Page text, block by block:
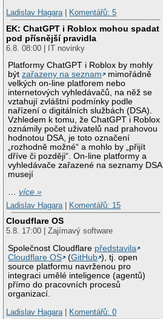
Ladislav Hagara| Komentářů: 5
EK: ChatGPT i Roblox mohou spadat
pod přísnější pravidla
6.8. 08:00 | IT novinky
Platformy ChatGPT i Roblox by mohly
býtzařazeny na seznam
mimořádně
velkých on-line platforem nebo
internetových vyhledávačů, na něž se
vztahují zvláštní podmínky podle
nařízení o digitálních službách (DSA).
Vzhledem k tomu, že ChatGPT i Roblox
oznámily počet uživatelů nad prahovou
hodnotou DSA, je toto označení
„rozhodně možné“ a mohlo by „přijít
dříve či později“. On-line platformy a
vyhledávače zařazené na seznamy DSA
musejí
…více »
Ladislav Hagara | Komentářů: 15
Cloudflare OS
5.8. 17:00 | Zajímavý software
Společnost Cloudflare představila
Cloudflare OS
(GitHub ), tj. open
source platformu navrženou pro
integraci umělé inteligence (agentů)
přímo do pracovních procesů
organizací.
Ladislav Hagara | Komentářů: 0